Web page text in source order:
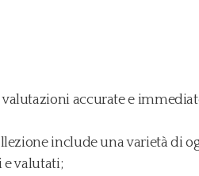
accurate e
include una varietà di
valutati;